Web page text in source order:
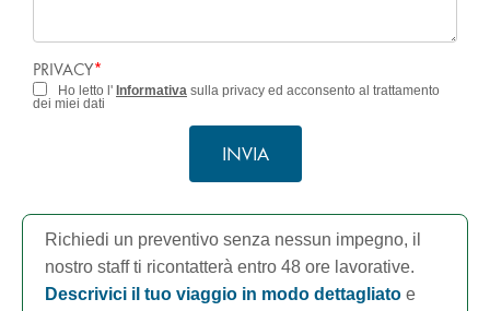
PRIVACY
Ho letto l' Informativa sulla privacy ed acconsento al trattamento
dei miei dati
INVIA
Richiedi un preventivo senza nessun impegno, il
nostro staff ti ricontatterà entro 48 ore lavorative.
Descrivici il tuo viaggio in modo dettagliato e